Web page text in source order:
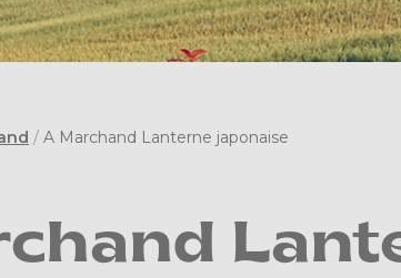
/ A Marchand Lanterne japonaise